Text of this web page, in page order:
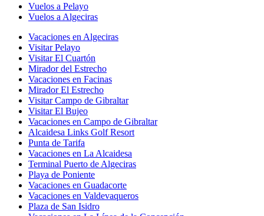
Vuelos a Pelayo
Vuelos a Algeciras
Vacaciones en Algeciras
Visitar Pelayo
Visitar El Cuartón
Mirador del Estrecho
Vacaciones en Facinas
Mirador El Estrecho
Visitar Campo de Gibraltar
Visitar El Bujeo
Vacaciones en Campo de Gibraltar
Alcaidesa Links Golf Resort
Punta de Tarifa
Vacaciones en La Alcaidesa
Terminal Puerto de Algeciras
Playa de Poniente
Vacaciones en Guadacorte
Vacaciones en Valdevaqueros
Plaza de San Isidro